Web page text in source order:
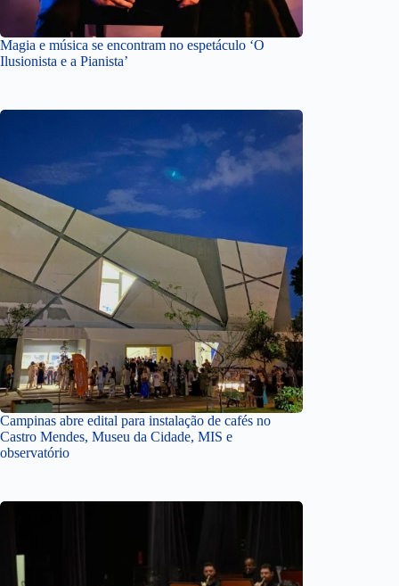
Magia e música se encontram no espetáculo ‘O
Ilusionista e a Pianista’
Campinas abre edital para instalação de cafés no
Castro Mendes, Museu da Cidade, MIS e
observatório